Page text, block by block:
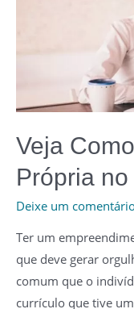
Veja
Própria
Deixe um
Ter um
que deve gerar
comum que o
currículo que tive